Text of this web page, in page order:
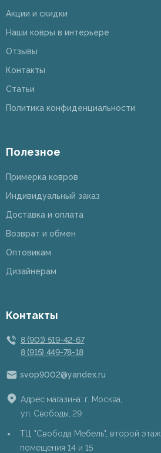
Акции и скидки
Наши ковры в интерьере
Отзывы
Контакты
Статьи
Политика конфиденциальности
Полезное
Примерка ковров
Индивидуальный заказ
Доставка и оплата
Возврат и обмен
Оптовикам
Дизайнерам
Контакты
8 (901) 519-42-67
8 (915) 449-78-18
svop9002@yandex.ru
Адрес магазина: г. Москва,
ул. Свободы, 29
ТЦ "Свобода Мебель", второй этаж,
помещения 14 и 15